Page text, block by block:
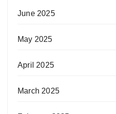
June 2025
May 2025
April 2025
March 2025